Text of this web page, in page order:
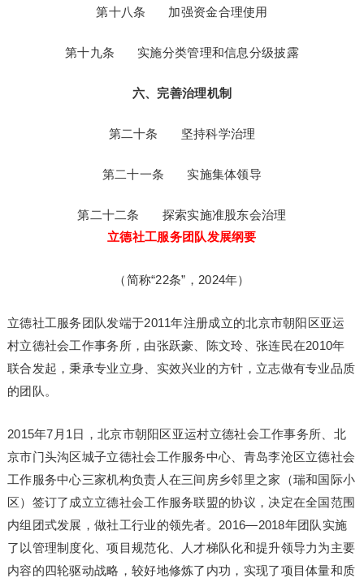
第十八条   加强资金合理使用
第十九条   实施分类管理和信息分级披露
六、完善治理机制
第二十条   坚持科学治理
第二十一条   实施集体领导
第二十二条   探索实施准股东会治理
立德社工服务团队发展纲要
（简称“22条”，2024年）
立德社工服务团队发端于2011年注册成立的北京市朝阳区亚运
村立德社会工作事务所，由张跃豪、陈文玲、张连民在2010年
联合发起，秉承专业立身、实效兴业的方针，立志做有专业品质
的团队。
2015年7月1日，北京市朝阳区亚运村立德社会工作事务所、北
京市门头沟区城子立德社会工作服务中心、青岛李沧区立德社会
工作服务中心三家机构负责人在三间房乡邻里之家（瑞和国际小
区）签订了成立立德社会工作服务联盟的协议，决定在全国范围
内组团式发展，做社工行业的领先者。2016—2018年团队实施
了以管理制度化、项目规范化、人才梯队化和提升领导力为主要
内容的四轮驱动战略，较好地修炼了内功，实现了项目体量和质